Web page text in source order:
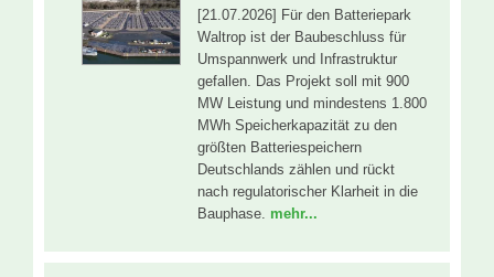
[21.07.2026] Für den Batteriepark
Waltrop ist der Baubeschluss für
Umspannwerk und Infrastruktur
gefallen. Das Projekt soll mit 900
MW Leistung und mindestens 1.800
MWh Speicherkapazität zu den
größten Batteriespeichern
Deutschlands zählen und rückt
nach regulatorischer Klarheit in die
Bauphase. mehr...